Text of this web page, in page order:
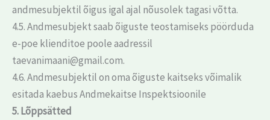
andmesubjektil õigus igal ajal nõusolek tagasi võtta.
4.5. Andmesubjekt saab õiguste teostamiseks pöörduda
e-poe klienditoe poole aadressil
taevanimaani@gmail.com.
4.6. Andmesubjektil on oma õiguste kaitseks võimalik
esitada kaebus Andmekaitse Inspektsioonile
5. Lõppsätted